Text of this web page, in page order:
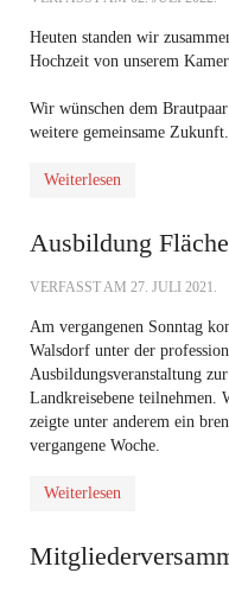
Heuten standen wir
Hochzeit von unserem
Wir wünschen dem
weitere gemeinsame Zukunft.
Weiterlesen
Ausbildung
VERFASST AM 27. JULI 2021.
Am vergangenen Sonntag
Walsdorf unter der
Ausbildungsveranstaltung
Landkreisebene teilnehmen.
zeigte unter anderem ein
vergangene Woche.
Weiterlesen